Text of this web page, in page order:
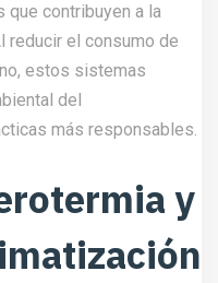
contribuyen a la
reducir el consumo de
estos sistemas
del
más responsables.
y